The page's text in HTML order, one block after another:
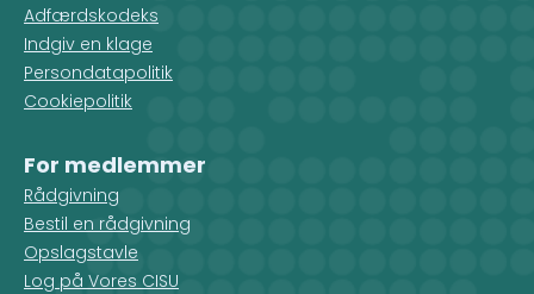
Adfærdskodeks
Indgiv en klage
Persondatapolitik
Cookiepolitik
For medlemmer
Rådgivning
Bestil en rådgivning
Opslagstavle
Log på Vores CISU